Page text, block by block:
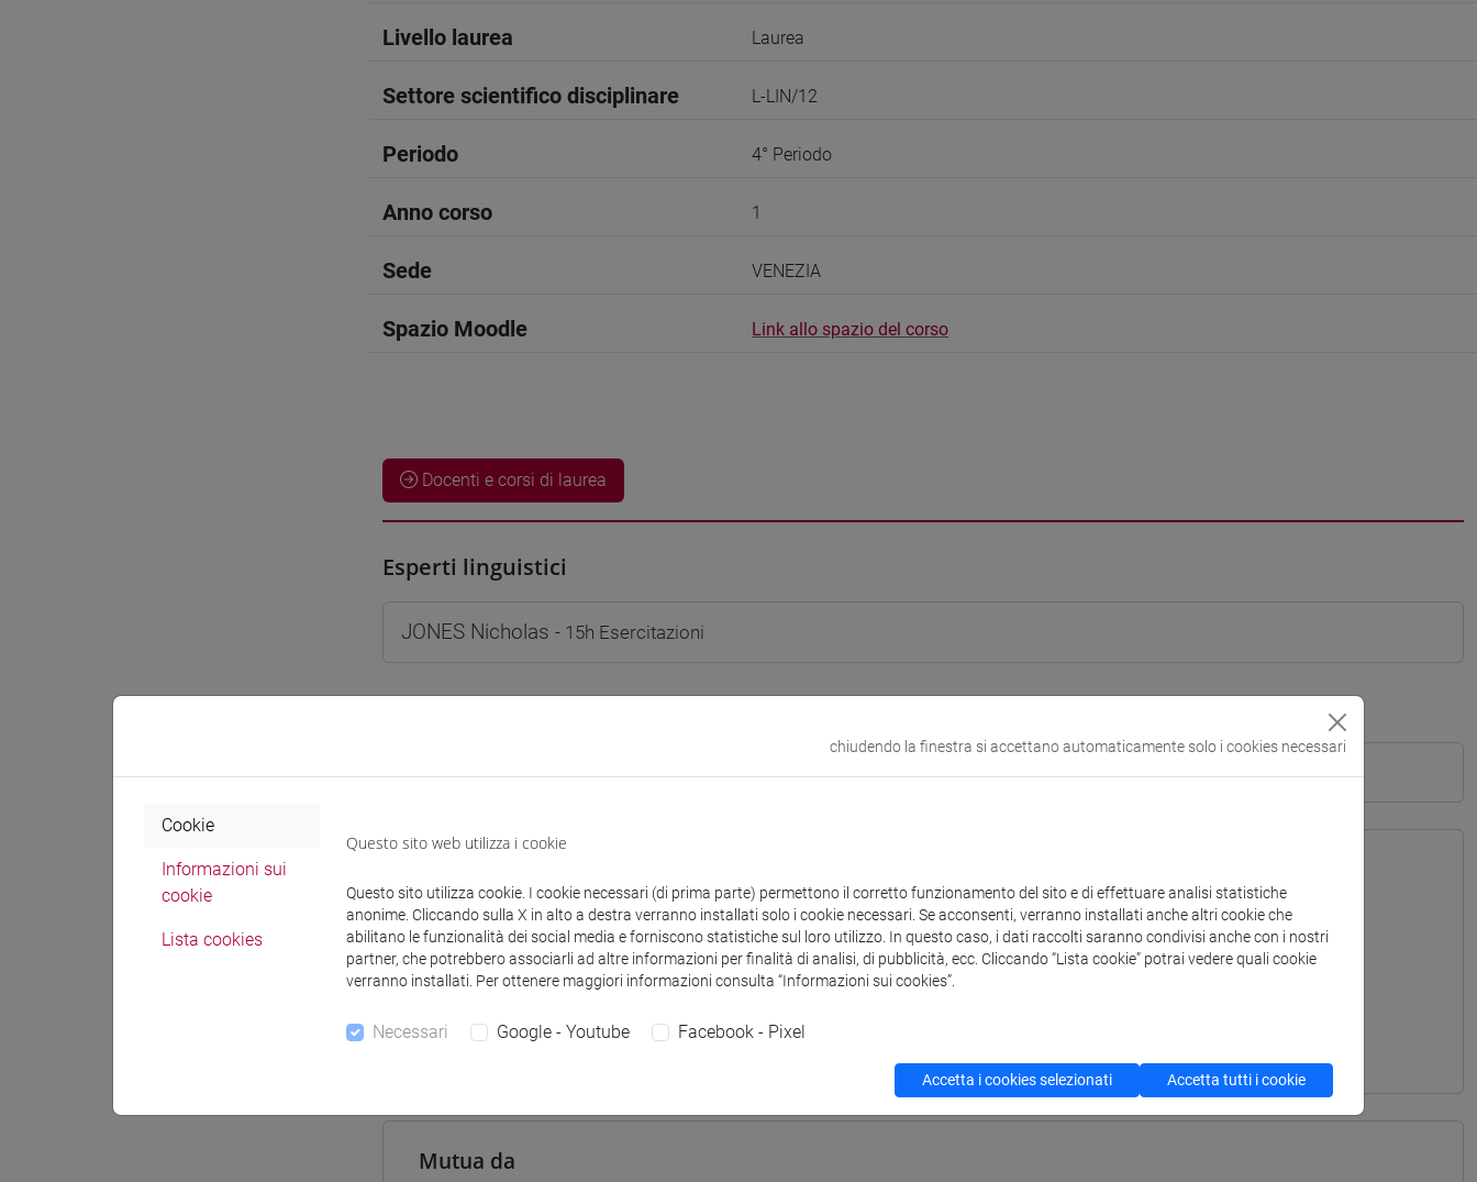
Livello laurea Laurea
Settore scientifico disciplinare L-LIN/12
Periodo 4° Periodo
Anno corso 1
Sede VENEZIA
Spazio Moodle Link allo spazio del corso
Docenti e corsi di laurea
Esperti linguistici
JONES Nicholas - 15h Esercitazioni
Materiali su Moodle
[FT2] FILOSOFIA - Laurea
percorso comune
[FT3] LETTERE - Laurea
percorso comune
percorso comune
Mutua da
chiudendo la finestra si accettano automaticamente solo i cookies necessari
Cookie
Informazioni sui
cookie
Lista cookies
Questo sito web utilizza i cookie
Questo sito utilizza cookie. I cookie necessari (di prima parte) permettono il corretto funzionamento del sito e di effettuare analisi statistiche
anonime. Cliccando sulla X in alto a destra verranno installati solo i cookie necessari. Se acconsenti, verranno installati anche altri cookie che
abilitano le funzionalità dei social media e forniscono statistiche sul loro utilizzo. In questo caso, i dati raccolti saranno condivisi anche con i nostri
partner, che potrebbero associarli ad altre informazioni per finalità di analisi, di pubblicità, ecc. Cliccando “Lista cookie” potrai vedere quali cookie
verranno installati. Per ottenere maggiori informazioni consulta “Informazioni sui cookies”.
Necessari Google - Youtube Facebook - Pixel
Accetta i cookies selezionati Accetta tutti i cookie